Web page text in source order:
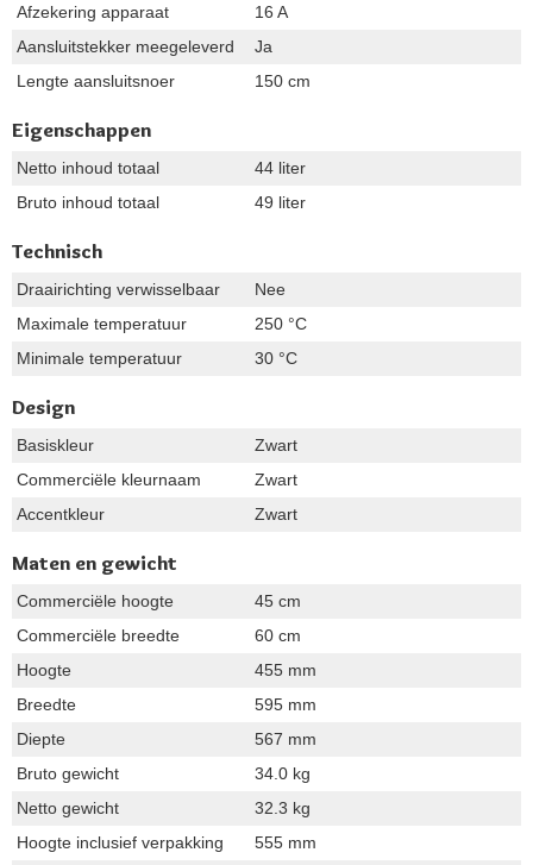
Afzekering apparaat
16 A
Aansluitstekker meegeleverd
Ja
Lengte aansluitsnoer
150 cm
Eigenschappen
Netto inhoud totaal
44 liter
Bruto inhoud totaal
49 liter
Technisch
Draairichting verwisselbaar
Nee
Maximale temperatuur
250 °C
Minimale temperatuur
30 °C
Design
Basiskleur
Zwart
Commerciële kleurnaam
Zwart
Accentkleur
Zwart
Maten en gewicht
Commerciële hoogte
45 cm
Commerciële breedte
60 cm
Hoogte
455 mm
Breedte
595 mm
Diepte
567 mm
Bruto gewicht
34.0 kg
Netto gewicht
32.3 kg
Hoogte inclusief verpakking
555 mm